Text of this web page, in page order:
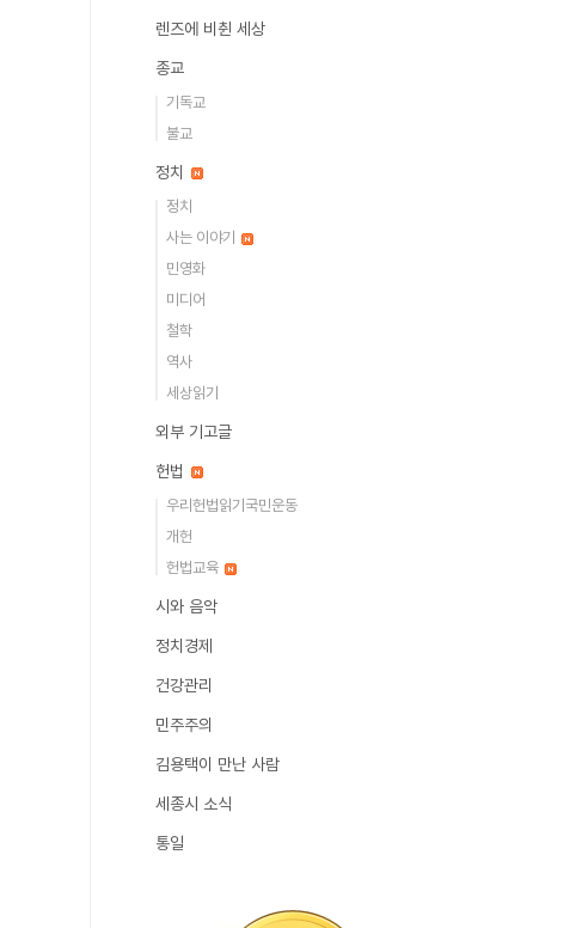
렌즈에 비췬 세상
종교
기독교
불교
정치
정치
사는 이야기
민영화
미디어
철학
역사
세상읽기
외부 기고글
헌법
우리헌법읽기국민운동
개헌
헌법교육
시와 음악
정치경제
건강관리
민주주의
김용택이 만난 사람
세종시 소식
통일